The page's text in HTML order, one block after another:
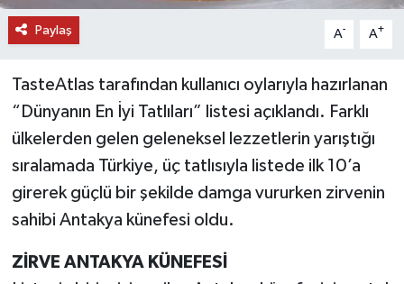
Paylaş A- A+
TasteAtlas tarafından kullanıcı oylarıyla hazırlanan
“Dünyanın En İyi Tatlıları” listesi açıklandı. Farklı
ülkelerden gelen geleneksel lezzetlerin yarıştığı
sıralamada Türkiye, üç tatlısıyla listede ilk 10’a
girerek güçlü bir şekilde damga vururken zirvenin
sahibi Antakya künefesi oldu.
ZİRVE ANTAKYA KÜNEFESİ
VİDEO HABERLER
RESMİ İLAN
MAGAZİN